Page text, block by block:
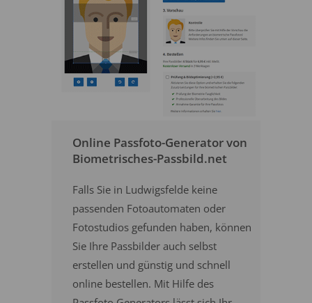
Online Passfoto-Generator von
Biometrisches-Passbild.net
Falls Sie in Ludwigsfelde keine
passenden Fotoautomaten oder
Fotostudios gefunden haben, können
Sie Ihre Passbilder auch selbst
erstellen und günstig und schnell
online bestellen. Mit Hilfe des